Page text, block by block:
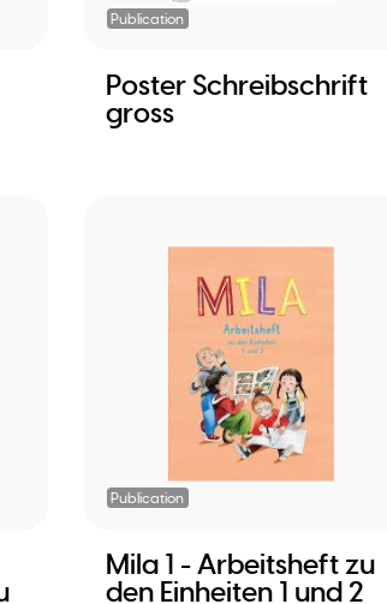
Publication
Poster Schreibschrift
gross
Publication
Mila 1 - Arbeitsheft zu
den Einheiten 1 und 2